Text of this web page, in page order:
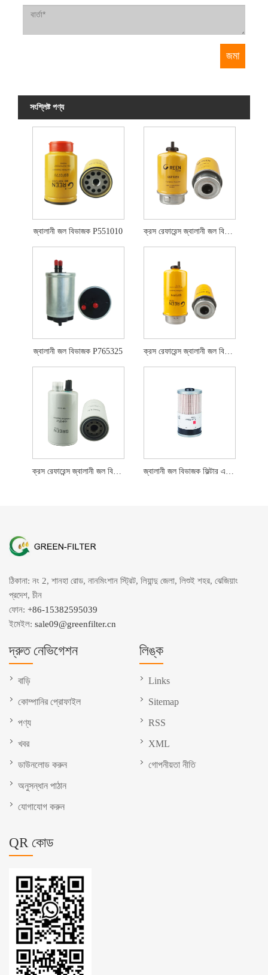
সংশ্লিষ্ট পণ্য
জ্বালানী জল বিভাজক P551010 ক্রস রেফারেন্স জ্বালানী জল বিভাজক FS19917
জ্বালানী জল বিভাজক P765325 ক্রস রেফারেন্স জ্বালানী জল বিভাজক P551425
ক্রস রেফারেন্স জ্বালানী জল বিভাজক FS19732
ঠিকানা: নং 2, শানহা রোড, নানমিংশান স্ট্রিট, লিয়ান্দু জেলা, লিশুই শহর, ঝেজিয়াং
প্রদেশ, চীন
ফোন: +86-15382595039
ইমেইল: sale09@greenfilter.cn
দ্রুত নেভিগেশন
বাড়ি
কোম্পানির প্রোফাইল
পণ্য
খবর
ডাউনলোড করুন
অনুসন্ধান পাঠান
যোগাযোগ করুন
লিঙ্ক
Links
Sitemap
RSS
XML
গোপনীয়তা নীতি
QR কোড